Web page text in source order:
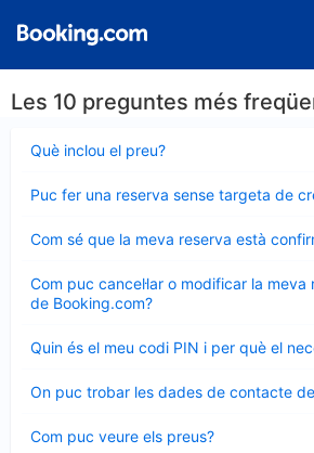
Les 10 preguntes més
Què inclou el preu?
tancat
Puc fer una reserva sense targeta de
tancat
Com sé que la meva reserva està
tancat
Com puc cancel·lar o modificar la
de Booking.com?
tancat
Quin és el meu codi PIN i per què el
tancat
On puc trobar les dades de contacte
tancat
Com puc veure els preus?
tancat